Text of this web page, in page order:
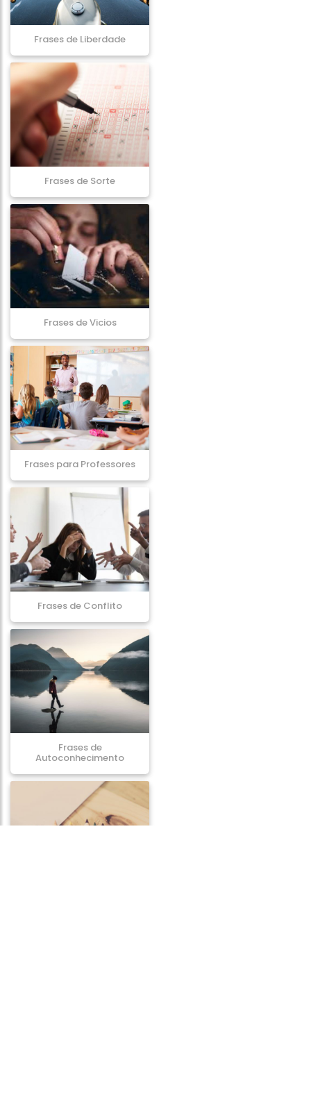
Frases de Liberdade
Frases de Sorte
Frases de Vicios
Frases para Professores
Frases de Conflito
Frases de
Autoconhecimento